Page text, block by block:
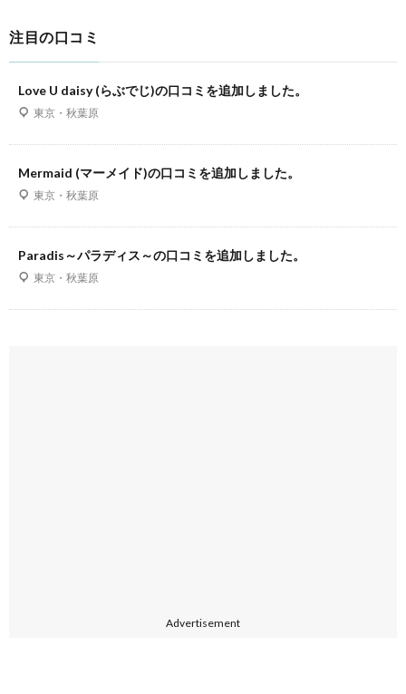
注目の口コミ
Love U daisy (らぶでじ)の口コミを追加しました。
東京・秋葉原
Mermaid (マーメイド)の口コミを追加しました。
東京・秋葉原
Paradis～パラディス～の口コミを追加しました。
東京・秋葉原
Advertisement